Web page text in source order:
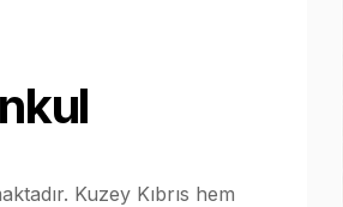
Kuzey Kıbrıs hem